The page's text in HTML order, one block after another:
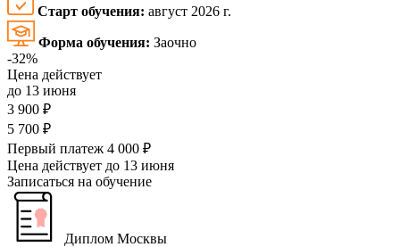
Старт обучения: август 2026 г.
Форма обучения: Заочно
-32%
Цена действует
до 13 июня
3 900 ₽
5 700 ₽
Первый платеж 4 000 ₽
Цена действует до 13 июня
Записаться на обучение
Диплом Москвы